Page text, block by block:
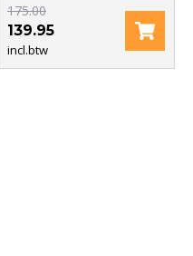
175.00
139.95
incl.btw